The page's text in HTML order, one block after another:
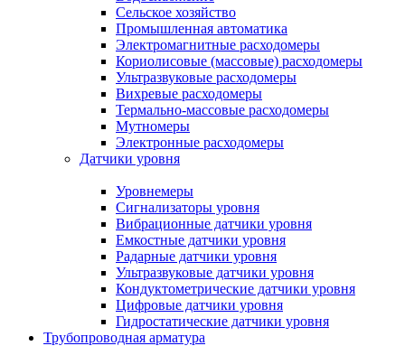
Сельское хозяйство
Промышленная автоматика
Электромагнитные расходомеры
Кориолисовые (массовые) расходомеры
Ультразвуковые расходомеры
Вихревые расходомеры
Термально-массовые расходомеры
Мутномеры
Электронные расходомеры
Датчики уровня
Уровнемеры
Сигнализаторы уровня
Вибрационные датчики уровня
Емкостные датчики уровня
Радарные датчики уровня
Ультразвуковые датчики уровня
Кондуктометрические датчики уровня
Цифровые датчики уровня
Гидростатические датчики уровня
Трубопроводная арматура